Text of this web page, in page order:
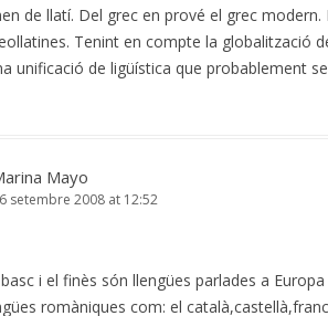
de llatí. Del grec en prové el grec
Tenint en compte la globalització
unificació de ligüística que probablement
Mayo
setembre 2008 at 12:52
basc i el finès són llengües parlades a
romàniques com: el